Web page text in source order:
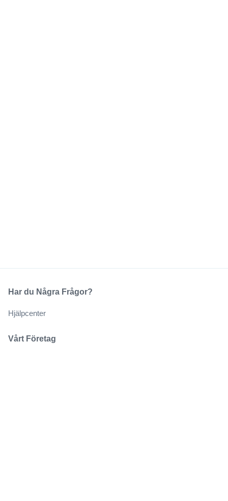
Vårt Företag
Har du Några Frågor?
Hjälpcenter